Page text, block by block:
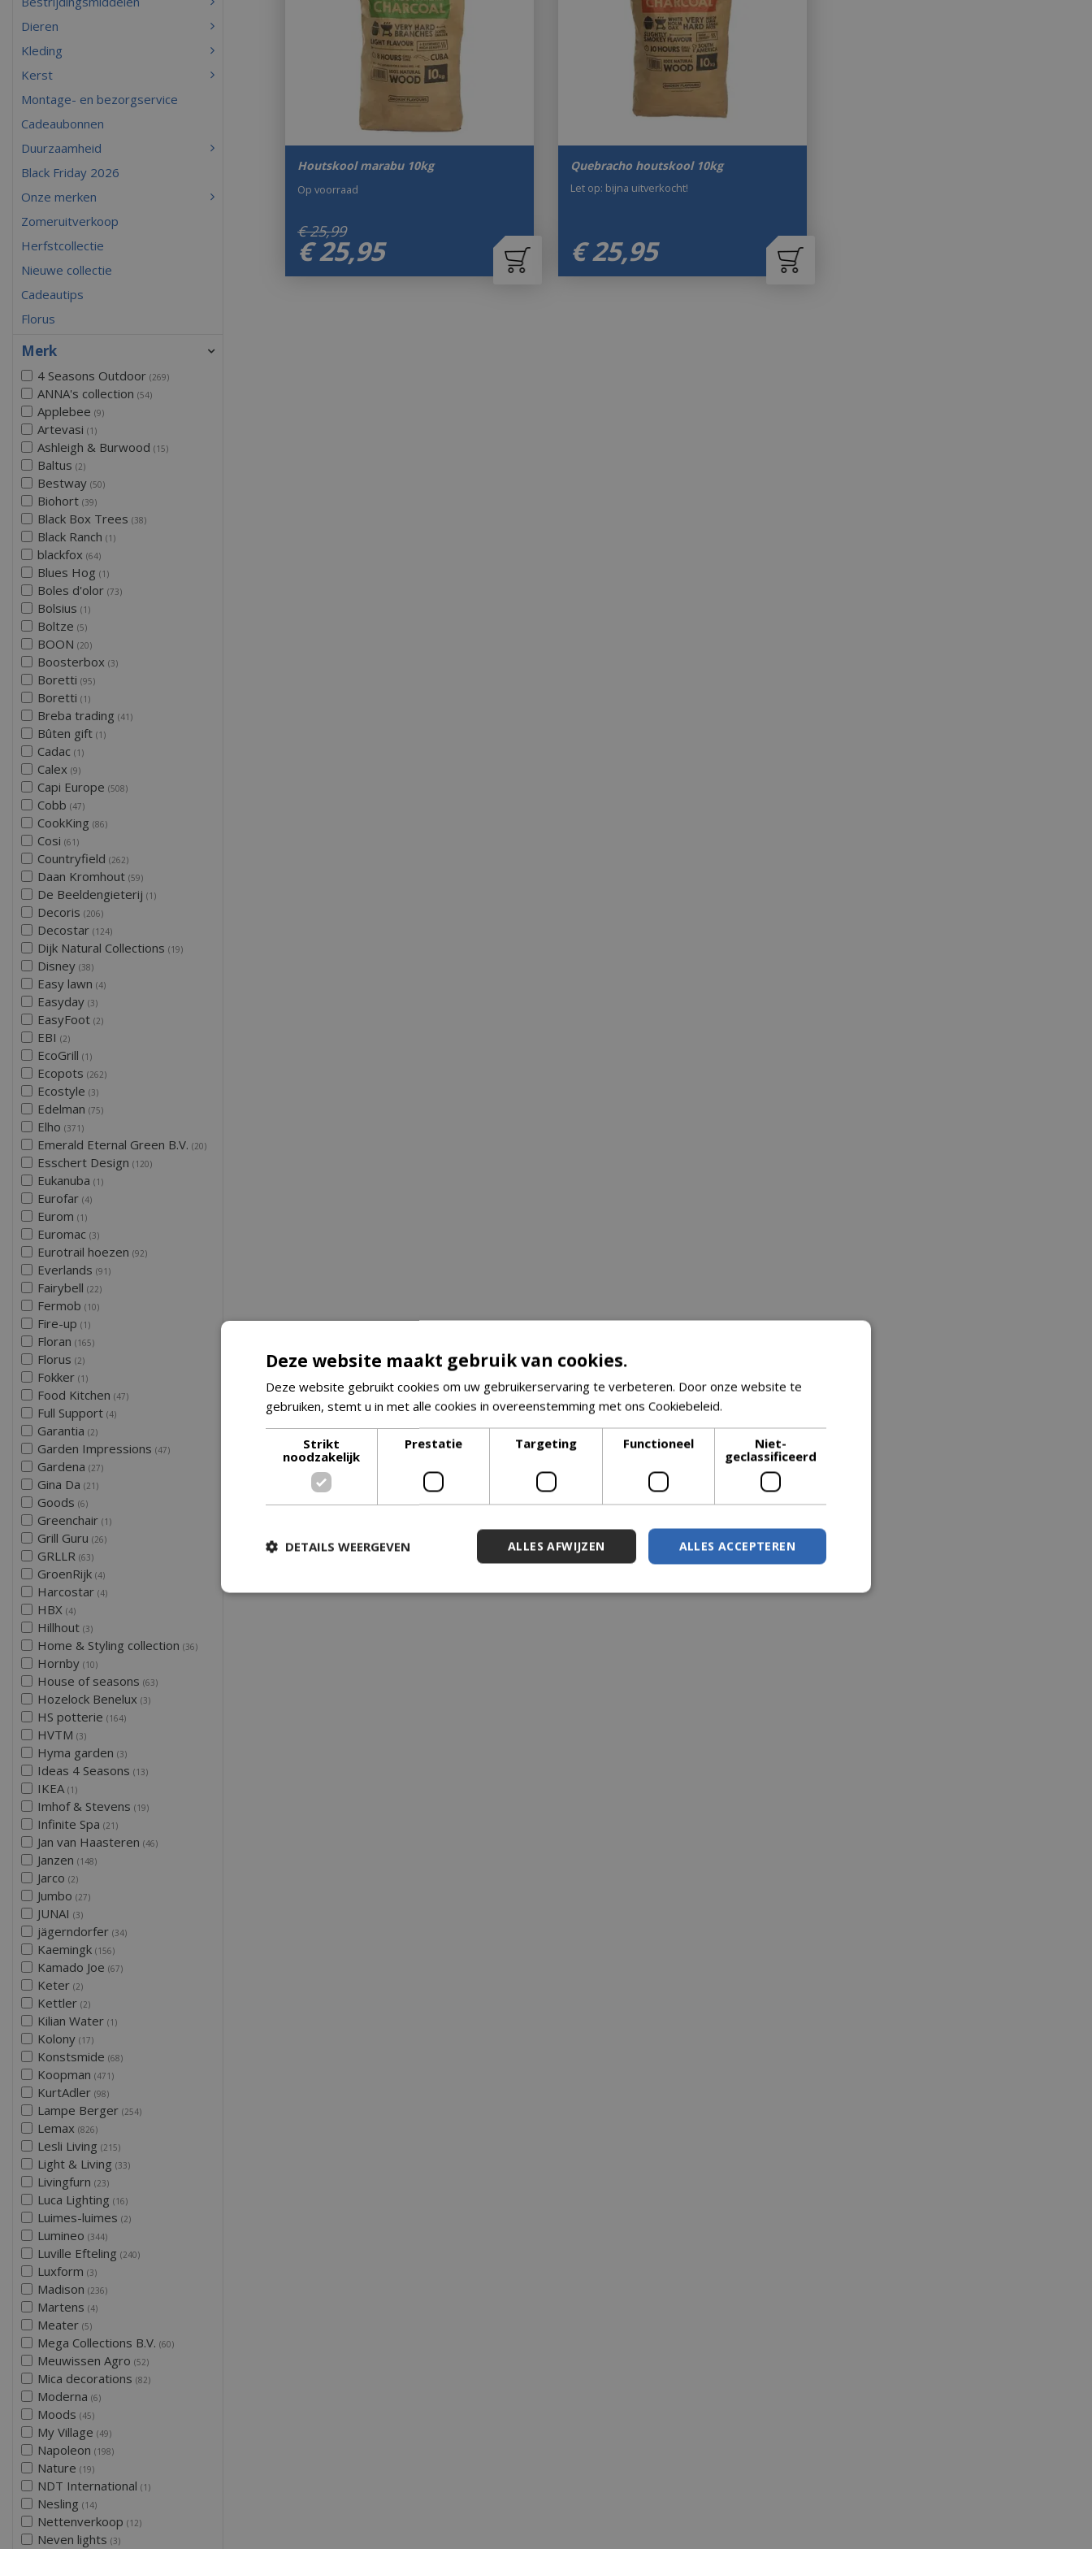
Houtskool marabu 10kg
€ 25,99
€ 25,95
Op voorraad
Quebracho houtskool 10kg
€ 25,95
Let op: bijna uitverkocht!
Dieren
Kleding
Kerst
Montage- en bezorgservice
Cadeaubonnen
Duurzaamheid
Black Friday 2026
Onze merken
Zomeruitverkoop
Herfstcollectie
Nieuwe collectie
Cadeautips
Florus
Merk
4 Seasons Outdoor (269)
ANNA's collection (54)
Applebee (9)
Artevasi (1)
Ashleigh & Burwood (15)
Baltus (2)
Bestway (50)
Biohort (39)
Black Box Trees (38)
Black Ranch (1)
blackfox (64)
Blues Hog (1)
Boles d'olor (73)
Bolsius (1)
Boltze (5)
BOON (20)
Boosterbox (3)
Boretti (95)
Boretti (1)
Breba trading (41)
Bûten gift (1)
Cadac (1)
Calex (9)
Capi Europe (508)
Cobb (47)
CookKing (86)
Cosi (61)
Countryfield (262)
Daan Kromhout (59)
De Beeldengieterij (1)
Decoris (206)
Decostar (124)
Dijk Natural Collections (19)
Disney (38)
Easy lawn (4)
Easyday (3)
EasyFoot (2)
EBI (2)
EcoGrill (1)
Ecopots (262)
Ecostyle (3)
Edelman (75)
Elho (371)
Emerald Eternal Green B.V. (20)
Esschert Design (120)
Eukanuba (1)
Eurofar (4)
Eurom (1)
Euromac (3)
Eurotrail hoezen (92)
Everlands (91)
Fairybell (22)
Fermob (10)
Fire-up (1)
Floran (165)
Florus (2)
Fokker (1)
Food Kitchen (47)
Full Support (4)
Garantia (2)
Garden Impressions (47)
Gardena (27)
Gina Da (21)
Goods (6)
Greenchair (1)
Grill Guru (26)
GRLLR (63)
GroenRijk (4)
Harcostar (4)
HBX (4)
Hillhout (3)
Home & Styling collection (36)
Hornby (10)
House of seasons (63)
Hozelock Benelux (3)
HS potterie (164)
HVTM (3)
Hyma garden (3)
Ideas 4 Seasons (13)
IKEA (1)
Imhof & Stevens (19)
Infinite Spa (21)
Jan van Haasteren (46)
Janzen (148)
Jarco (2)
Jumbo (27)
JUNAI (3)
jägerndorfer (34)
Kaemingk (156)
Kamado Joe (67)
Keter (2)
Kettler (2)
Kilian Water (1)
Kolony (17)
Konstsmide (68)
Koopman (471)
KurtAdler (98)
Lampe Berger (254)
Lemax (826)
Lesli Living (215)
Light & Living (33)
Livingfurn (23)
Luca Lighting (16)
Luimes-luimes (2)
Lumineo (344)
Luville Efteling (240)
Luxform (3)
Madison (236)
Martens (4)
Meater (5)
Mega Collections B.V. (60)
Meuwissen Agro (52)
Mica decorations (82)
Moderna (6)
Moods (45)
My Village (49)
Napoleon (198)
Nature (19)
NDT International (1)
Nesling (14)
Nettenverkoop (12)
Neven lights (3)
Deze website maakt gebruik van cookies.
Deze website gebruikt cookies om uw gebruikerservaring te verbeteren. Door onze website te
gebruiken, stemt u in met alle cookies in overeenstemming met ons Cookiebeleid.
Strikt
noodzakelijk
Prestatie Targeting Functioneel
Niet-
geclassificeerd
ALLES ACCEPTEREN
ALLES AFWIJZEN
DETAILS WEERGEVEN